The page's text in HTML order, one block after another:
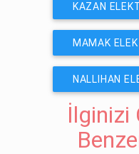
KAZAN
MAMAK
NALLIHAN
İlginizi